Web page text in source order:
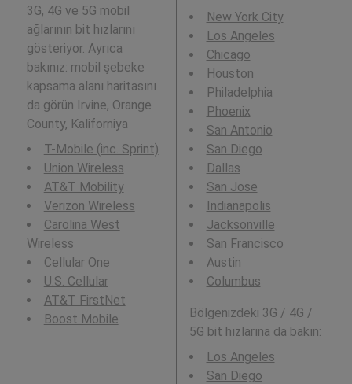
3G, 4G ve 5G mobil
ağlarının bit hızlarını
gösteriyor. Ayrıca
bakınız: mobil şebeke
kapsama alanı haritasını
da görün Irvine, Orange
County, Kaliforniya
T-Mobile (inc. Sprint)
Union Wireless
AT&T Mobility
Verizon Wireless
Carolina West
Wireless
Cellular One
U.S. Cellular
AT&T FirstNet
Boost Mobile
New York City
Los Angeles
Chicago
Houston
Philadelphia
Phoenix
San Antonio
San Diego
Dallas
San Jose
Indianapolis
Jacksonville
San Francisco
Austin
Columbus
Bölgenizdeki 3G / 4G /
5G bit hızlarına da bakın:
Los Angeles
San Diego